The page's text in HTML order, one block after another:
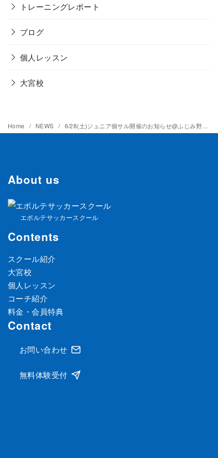
トレーニングレポート
ブログ
個人レッスン
大宮校
Home NEWS 6/28(土)ジュニア個サル開催のお知らせ@ふじみ野運動公園
About us
エボルテサッカースクール
Contents
スクール紹介
大宮校
個人レッスン
コーチ紹介
料金・会員特典
Contact
お問い合わせ
無料体験受付